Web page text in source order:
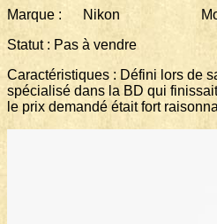
Marque : Nikon Modèle
Statut : Pas à vendre
Caractéristiques : Défini lors de
spécialisé dans la BD qui
le prix demandé était fort